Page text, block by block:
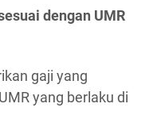
dengan UMR
gaji yang
yang berlaku di